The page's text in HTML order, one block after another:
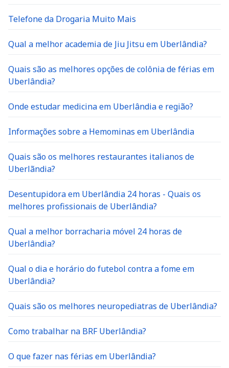
Telefone da Drogaria Muito Mais
Qual a melhor academia de Jiu Jitsu em Uberlândia?
Quais são as melhores opções de colônia de férias em
Uberlândia?
Onde estudar medicina em Uberlândia e região?
Informações sobre a Hemominas em Uberlândia
Quais são os melhores restaurantes italianos de
Uberlãndia?
Desentupidora em Uberlândia 24 horas - Quais os
melhores profissionais de Uberlândia?
Qual a melhor borracharia móvel 24 horas de
Uberlândia?
Qual o dia e horário do futebol contra a fome em
Uberlândia?
Quais são os melhores neuropediatras de Uberlândia?
Como trabalhar na BRF Uberlândia?
O que fazer nas férias em Uberlândia?